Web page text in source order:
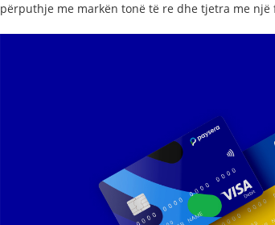
përputhje me markën tonë të re dhe tjetra me një